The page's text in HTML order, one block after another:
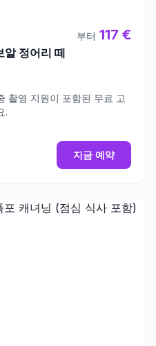
알 정어리 떼
부터 117 €
촬영 지원이 포함된 무료 고
.
지금 예약